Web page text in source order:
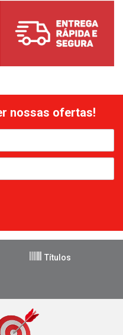
nossas ofertas!
Títulos